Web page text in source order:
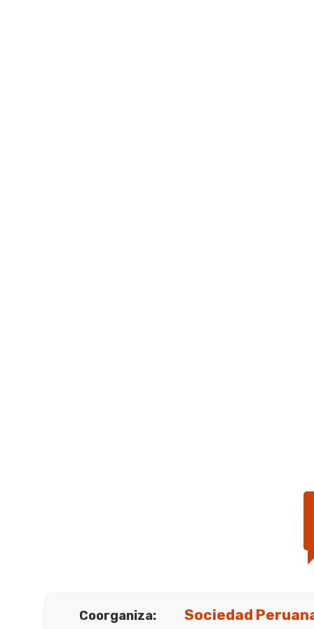
Coorganiza: Sociedad